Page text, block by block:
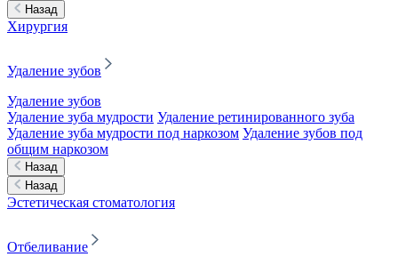
Назад
Хирургия
Удаление зубов
Удаление зубов
Удаление зуба мудрости Удаление ретинированного зуба
Удаление зуба мудрости под наркозом Удаление зубов под
общим наркозом
Назад
Назад
Эстетическая стоматология
Отбеливание